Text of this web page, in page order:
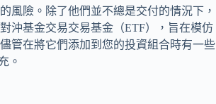
風險。除了他們並不總是交付的情況下，
沖基金交易交易基金（ETF），旨在模仿
管在將它們添加到您的投資組合時有一些
。